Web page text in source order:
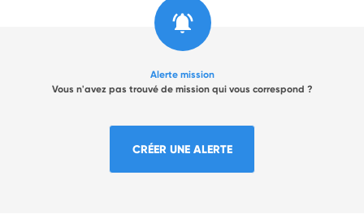
Alerte mission
Vous n'avez pas trouvé de mission qui vous correspond ?
CRÉER UNE ALERTE